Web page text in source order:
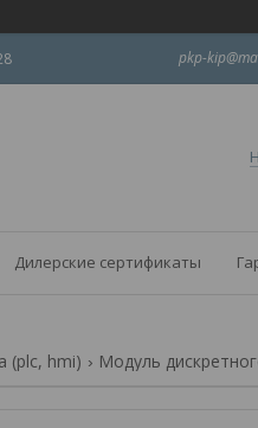
pkp-
Дилерские сертификаты
(plc, hmi) Модуль